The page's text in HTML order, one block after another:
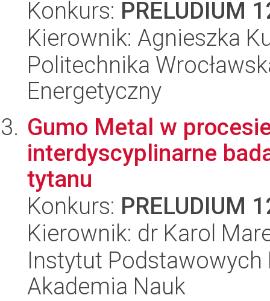
Konkurs: PRELUDIUM
Kierownik: Agnieszka
Politechnika
Energetyczny
Gumo Metal w
interdyscyplinarne
tytanu
Konkurs: PRELUDIUM
Kierownik: dr Karol
Instytut
Akademia Nauk